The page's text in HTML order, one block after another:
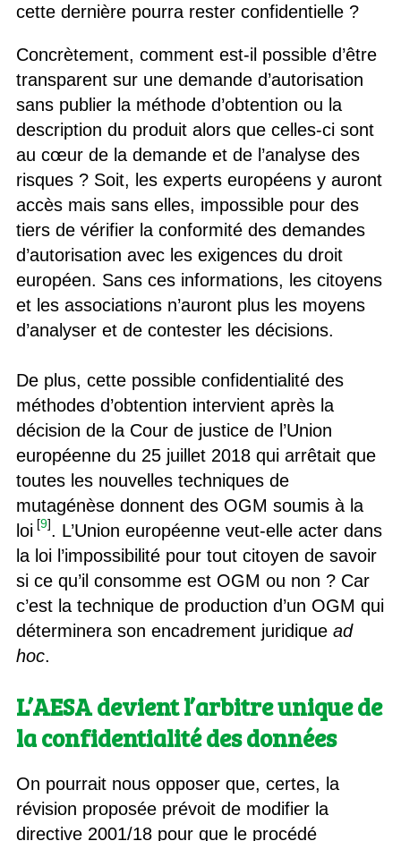
cette dernière pourra rester confidentielle ?
Concrètement, comment est-il possible d’être
transparent sur une demande d’autorisation
sans publier la méthode d’obtention ou la
description du produit alors que celles-ci sont
au cœur de la demande et de l’analyse des
risques ? Soit, les experts européens y auront
accès mais sans elles, impossible pour des
tiers de vérifier la conformité des demandes
d’autorisation avec les exigences du droit
européen. Sans ces informations, les citoyens
et les associations n’auront plus les moyens
d’analyser et de contester les décisions.
De plus, cette possible confidentialité des
méthodes d’obtention intervient après la
décision de la Cour de justice de l’Union
européenne du 25 juillet 2018 qui arrêtait que
toutes les nouvelles techniques de
mutagénèse donnent des OGM soumis à la
loi[9]. L’Union européenne veut-elle acter dans
la loi l’impossibilité pour tout citoyen de savoir
si ce qu’il consomme est OGM ou non ? Car
c’est la technique de production d’un OGM qui
déterminera son encadrement juridique ad
hoc.
L’AESA devient l’arbitre unique de
la confidentialité des données
On pourrait nous opposer que, certes, la
révision proposée prévoit de modifier la
directive 2001/18 pour que le procédé